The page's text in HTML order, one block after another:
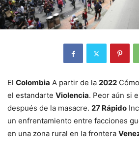
El Colombia A partir de la 2022
el estandarte Violencia. Peor aún si
después de la masacre. 27 Rápido
un enfrentamiento entre facciones
en una zona rural en la frontera